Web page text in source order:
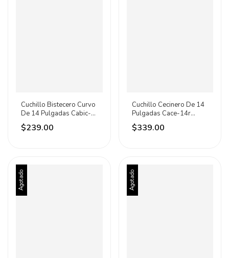
Cuchillo Bistecero Curvo
De 14 Pulgadas Cabic-
14r Caledonia Rojo
$239.00
Cuchillo Cecinero De 14
Pulgadas Cace-14r
Caledonia Rojo
$339.00
Agotado Agotado